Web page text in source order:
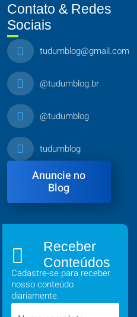
Contato & Redes
Sociais
tudumblog@gmail.com
@tudumblog.br
@tudumblog
tudumblog
Anuncie no
Blog
Receber
Conteúdos
Cadastre-se para receber
nosso conteúdo
diariamente.